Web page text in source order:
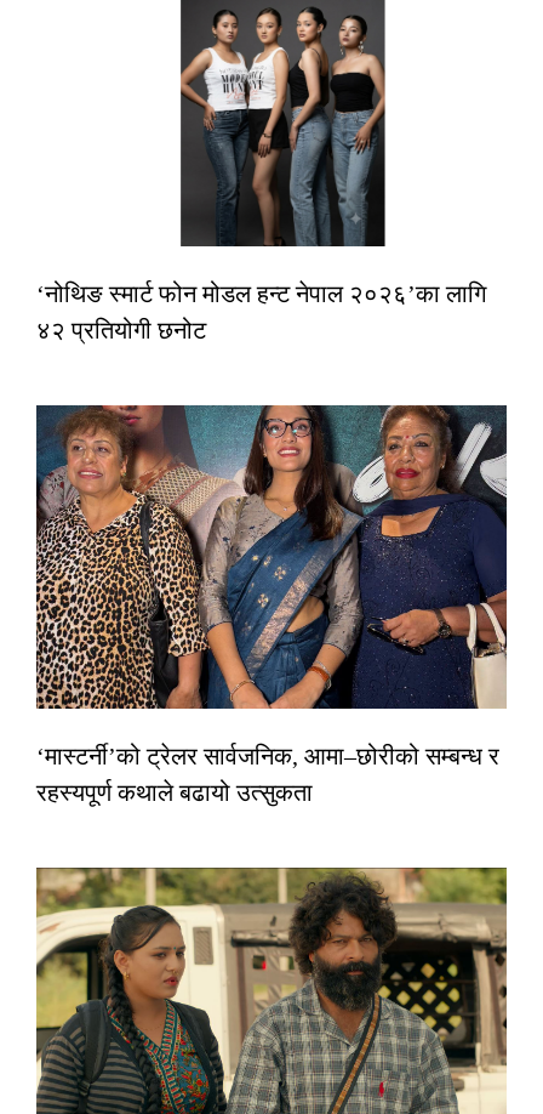
‘नोथिङ स्मार्ट फोन मोडल हन्ट नेपाल २०२६’का लागि
४२ प्रतियोगी छनोट
‘मास्टर्नी’को ट्रेलर सार्वजनिक, आमा–छोरीको सम्बन्ध र
रहस्यपूर्ण कथाले बढायो उत्सुकता